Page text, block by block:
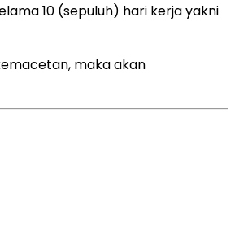
10 (sepuluh) hari kerja yakni
maka akan